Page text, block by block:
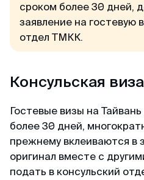
Доступные цены
Спасибо визовому
работу и доступные
на следующий день нам
Гордей
Отзыв с Telegram · 2024
сроком более 30 дней,
заявление на гостевую
отдел ТМКК.
Консульская виза
Гостевые визы на
более 30 дней,
прежнему вклеиваются в
оригинал вместе с
подать в консульский